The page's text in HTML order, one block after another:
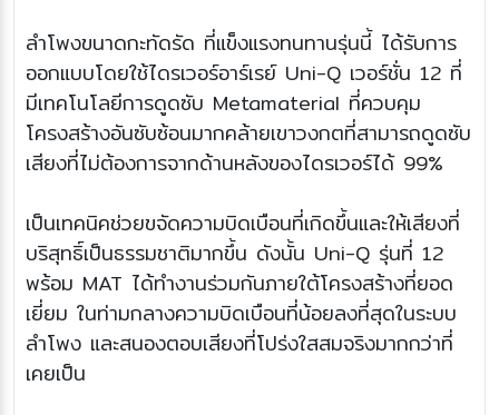
ลำโพงขนาดกะทัดรัด ที่แข็งแรงทนทานรุ่นนี้ ได้รับการ
ออกแบบโดยใช้ไดรเวอร์อาร์เรย์ Uni-Q เวอร์ชั่น 12 ที่
มีเทคโนโลยีการดูดซับ Metamaterial ที่ควบคุม
โครงสร้างอันซับซ้อนมากคล้ายเขาวงกตที่สามารถดูดซับ
เสียงที่ไม่ต้องการจากด้านหลังของไดรเวอร์ได้ 99%
เป็นเทคนิคช่วยขจัดความบิดเบือนที่เกิดขึ้นและให้เสียงที่
บริสุทธิ์เป็นธรรมชาติมากขึ้น ดังนั้น Uni-Q รุ่นที่ 12
พร้อม MAT ได้ทำงานร่วมกันภายใต้โครงสร้างที่ยอด
เยี่ยม ในท่ามกลางความบิดเบือนที่น้อยลงที่สุดในระบบ
ลำโพง และสนองตอบเสียงที่โปร่งใสสมจริงมากกว่าที่
เคยเป็น